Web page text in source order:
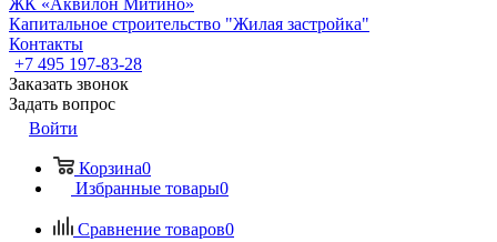
ЖК «Аквилон Митино»
Капитальное строительство "Жилая застройка"
Контакты
+7 495 197-83-28
Заказать звонок
Задать вопрос
Войти
Корзина0
Избранные товары0
Сравнение товаров0